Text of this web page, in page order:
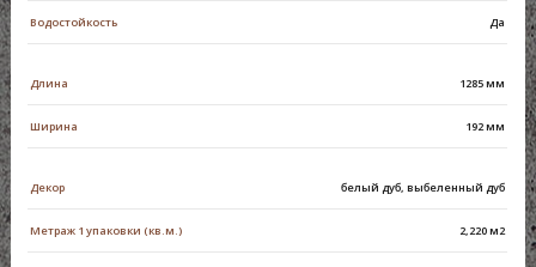
Водостойкость Да
Длина 1285 мм
Ширина 192 мм
Декор белый дуб, выбеленный дуб
Метраж 1 упаковки (кв.м.) 2,220 м2